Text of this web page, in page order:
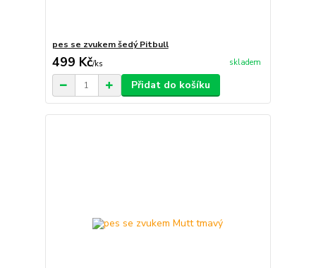
pes se zvukem šedý Pitbull
499 Kč/ks skladem
Přidat do košíku